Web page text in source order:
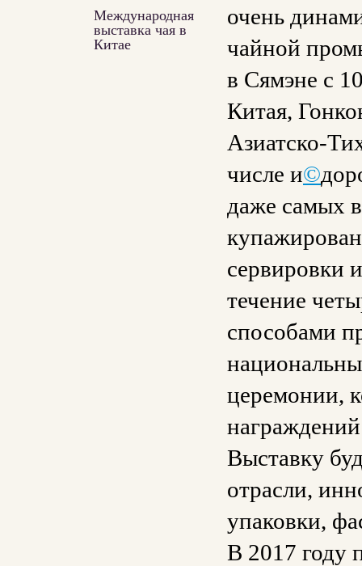
Международная
выставка чая в
Китае
очень
чайной
в Сямэне с
Китая,
Азиатско-
числе и©
даже самых
сервировки
течение
способами
церемонии,
Выставку
отрасли,
упаковки,
В 2017 году